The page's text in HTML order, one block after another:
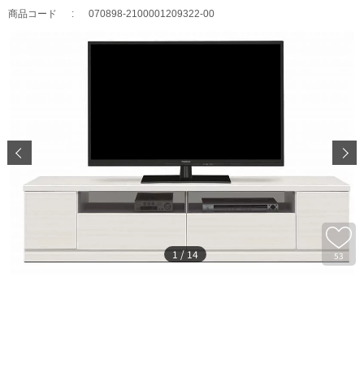
商品コード 070898-2100001209322-00
53
1 / 14